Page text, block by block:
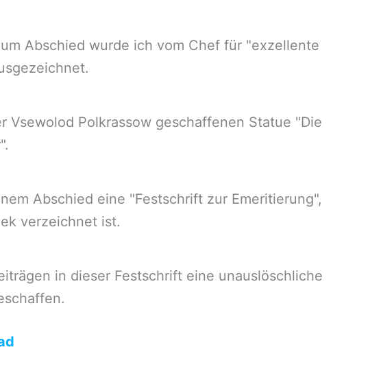
Abschied wurde ich vom Chef für "exzellente
Polkrassow geschaffenen Statue "Die
Abschied eine "Festschrift zur Emeritierung",
verzeichnet ist.
in dieser Festschrift eine unauslöschliche